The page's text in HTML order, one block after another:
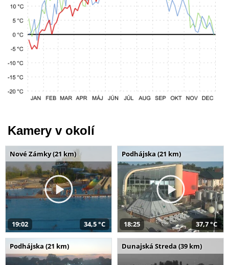
Kamery v okolí
Nové Zámky (21 km)
19:02 34,5 °C
Podhájska (21 km)
18:25 37,7 °C
Podhájska (21 km) Dunajská Streda (39 km)